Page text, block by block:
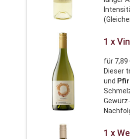
1 x
für 7,89
Dieser
und
1 x